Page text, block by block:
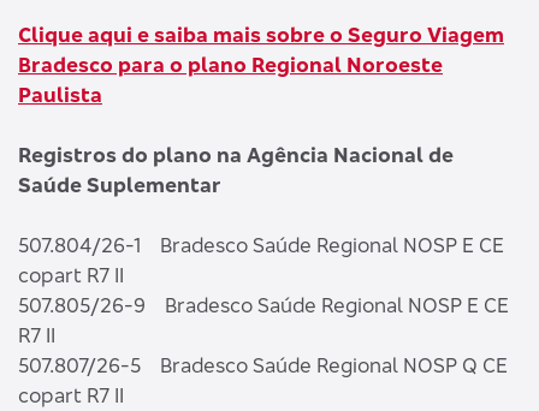
Clique aqui e saiba mais sobre o Seguro Viagem
Bradesco para o plano Regional Noroeste
Paulista
Registros do plano na Agência Nacional de
Saúde Suplementar
507.804/26-1 Bradesco Saúde Regional NOSP E CE
copart R7 II
507.805/26-9 Bradesco Saúde Regional NOSP E CE
R7 II
507.807/26-5 Bradesco Saúde Regional NOSP Q CE
copart R7 II